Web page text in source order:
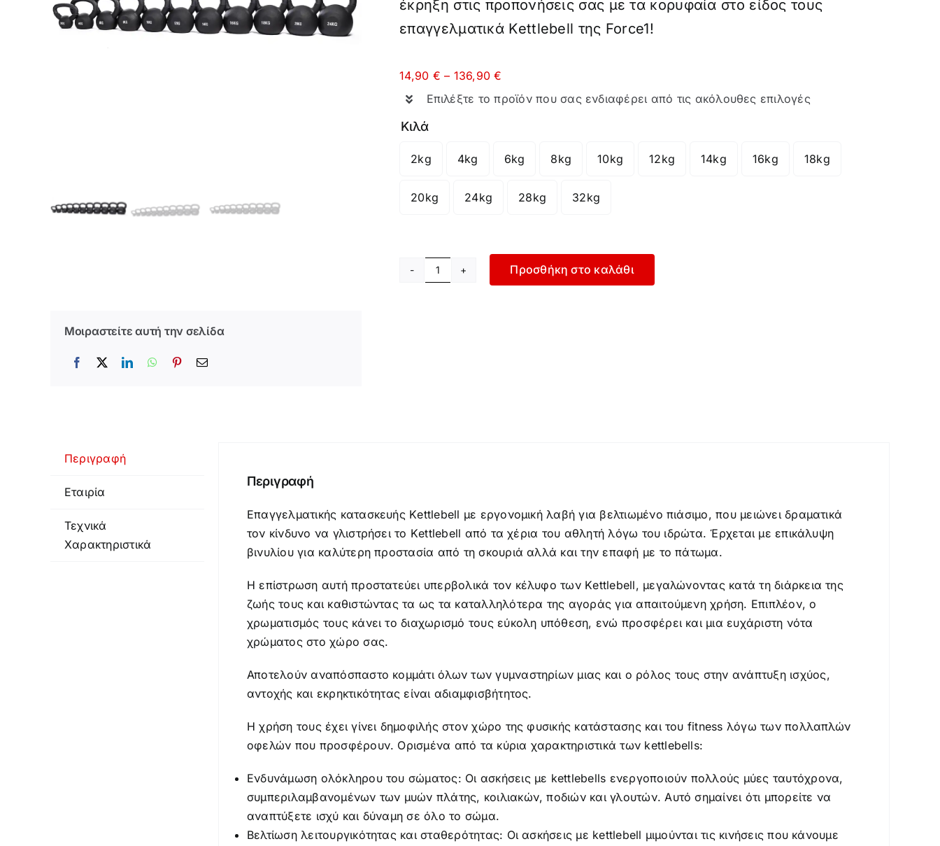
Μοιραστείτε αυτή την σελίδα
έκρηξη στις προπονήσεις σας με τα κορυφαία στο είδος τους
επαγγελματικά Κettlebell της Force1!
14,90 € – 136,90€
14,90 €
Επιλέξτε το προϊόν που σας ενδιαφέρει από τις ακόλουθες επιλογές
Κιλά
2kg 4kg 6kg 8kg 10kg 12kg 14kg 16kg 18kg
20kg 24kg 28kg 32kg
Kettlebell
Προσθήκη στο καλάθι
Περιγραφή
Εταιρία
Τεχνικά
Χαρακτηριστικά
Περιγραφή
Επαγγελματικής κατασκευής Κettlebell με εργονομική λαβή για βελτιωμένο πιάσιμο, που μειώνει δραματικά
τον κίνδυνο να γλιστρήσει το Κettlebell από τα χέρια του αθλητή λόγω του ιδρώτα. Έρχεται με επικάλυψη
βινυλίου για καλύτερη προστασία από τη σκουριά αλλά και την επαφή με το πάτωμα.
Η επίστρωση αυτή προστατεύει υπερβολικά τον κέλυφο των Κettlebell, μεγαλώνοντας κατά τη διάρκεια της
ζωής τους και καθιστώντας τα ως τα καταλληλότερα της αγοράς για απαιτούμενη χρήση. Επιπλέον, ο
χρωματισμός τους κάνει το διαχωρισμό τους εύκολη υπόθεση, ενώ προσφέρει και μια ευχάριστη νότα
χρώματος στο χώρο σας.
Αποτελούν αναπόσπαστο κομμάτι όλων των γυμναστηρίων μιας και ο ρόλος τους στην ανάπτυξη ισχύος,
αντοχής και εκρηκτικότητας είναι αδιαμφισβήτητος.
Η χρήση τους έχει γίνει δημοφιλής στον χώρο της φυσικής κατάστασης και του fitness λόγω των πολλαπλών
οφελών που προσφέρουν. Ορισμένα από τα κύρια χαρακτηριστικά των kettlebells:
Ενδυνάμωση ολόκληρου του σώματος: Οι ασκήσεις με kettlebells ενεργοποιούν πολλούς μύες ταυτόχρονα,
συμπεριλαμβανομένων των μυών πλάτης, κοιλιακών, ποδιών και γλουτών. Αυτό σημαίνει ότι μπορείτε να
αναπτύξετε ισχύ και δύναμη σε όλο το σώμα.
Βελτίωση λειτουργικότητας και σταθερότητας: Οι ασκήσεις με kettlebell μιμούνται τις κινήσεις που κάνουμε